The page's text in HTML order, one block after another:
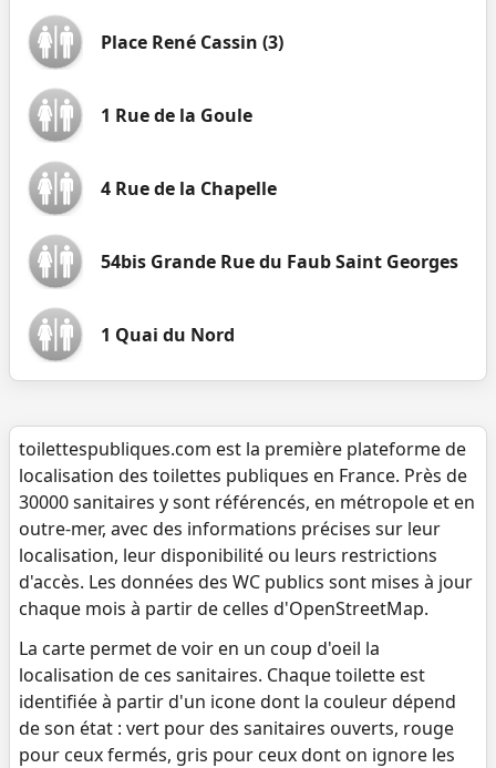
Place René Cassin (3)
1 Rue de la Goule
4 Rue de la Chapelle
54bis Grande Rue du Faub Saint Georges
1 Quai du Nord
toilettespubliques.com est la première plateforme de
localisation des toilettes publiques en France. Près de
30000 sanitaires y sont référencés, en métropole et en
outre-mer, avec des informations précises sur leur
localisation, leur disponibilité ou leurs restrictions
d'accès. Les données des WC publics sont mises à jour
chaque mois à partir de celles d'OpenStreetMap.
La carte permet de voir en un coup d'oeil la
localisation de ces sanitaires. Chaque toilette est
identifiée à partir d'un icone dont la couleur dépend
de son état : vert pour des sanitaires ouverts, rouge
pour ceux fermés, gris pour ceux dont on ignore les